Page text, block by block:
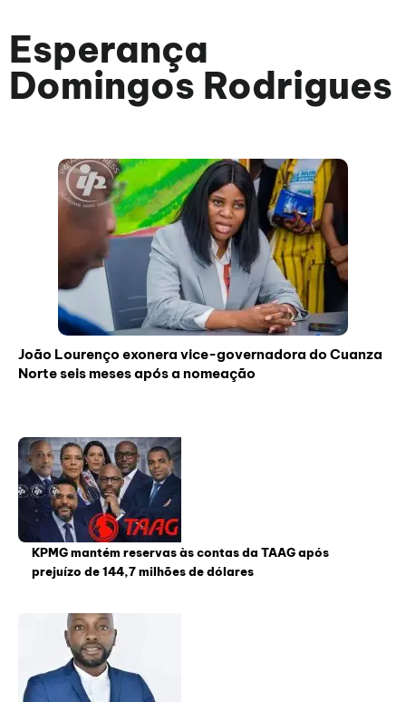
Esperança
Domingos Rodrigues
João Lourenço exonera vice-governadora do Cuanza
Norte seis meses após a nomeação
KPMG mantém reservas às contas da TAAG após
prejuízo de 144,7 milhões de dólares